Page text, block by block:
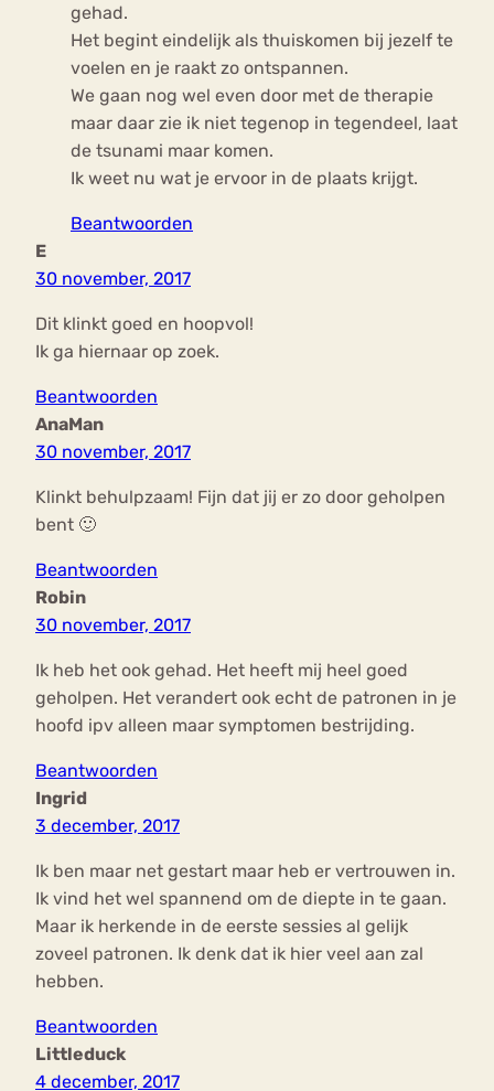
gehad.
Het begint eindelijk als thuiskomen bij jezelf te
voelen en je raakt zo ontspannen.
We gaan nog wel even door met de therapie
maar daar zie ik niet tegenop in tegendeel, laat
de tsunami maar komen.
Ik weet nu wat je ervoor in de plaats krijgt.
Beantwoorden
E
30 november, 2017
Dit klinkt goed en hoopvol!
Ik ga hiernaar op zoek.
Beantwoorden
AnaMan
30 november, 2017
Klinkt behulpzaam! Fijn dat jij er zo door geholpen
bent 🙂
Beantwoorden
Robin
30 november, 2017
Ik heb het ook gehad. Het heeft mij heel goed
geholpen. Het verandert ook echt de patronen in je
hoofd ipv alleen maar symptomen bestrijding.
Beantwoorden
Ingrid
3 december, 2017
Ik ben maar net gestart maar heb er vertrouwen in.
Ik vind het wel spannend om de diepte in te gaan.
Maar ik herkende in de eerste sessies al gelijk
zoveel patronen. Ik denk dat ik hier veel aan zal
hebben.
Beantwoorden
Littleduck
4 december, 2017